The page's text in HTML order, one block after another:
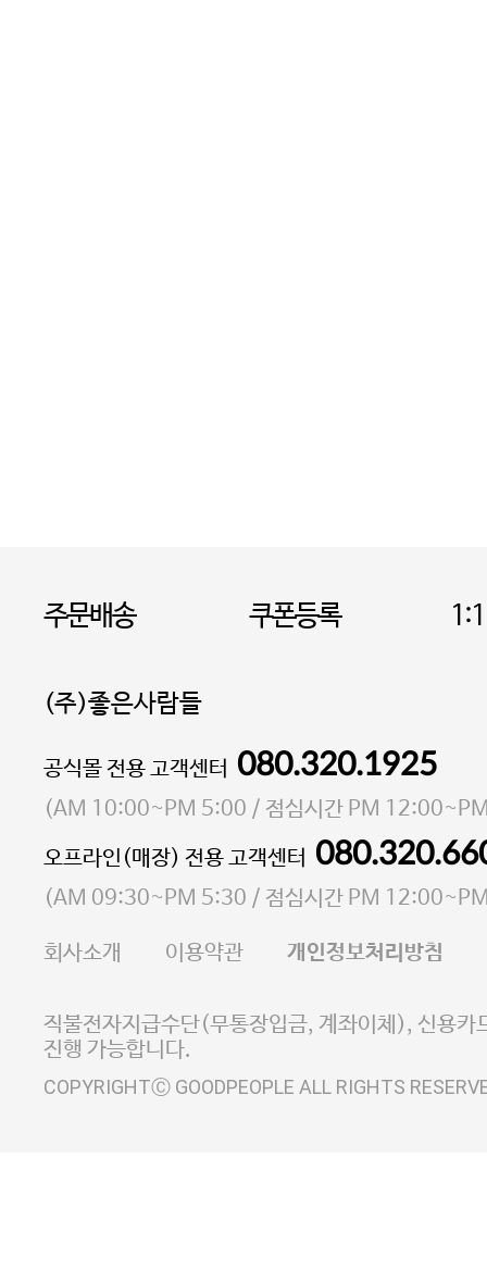
주문배송 쿠폰등록
(주)좋은사람들
대표 이성현,박영환| 개인정보관리책임자 김상현
소재지 서울특별시 마포구 마포대로4다길 41 마포
통신판매업 신고번호 2023-서울마포-3931호
사업자등록번호 105-81-58242
E-MAIL goodpeople@gpin.co.kr
이니시스 에스크로 서비
공식몰 전용 고객센터 080.320.1925
(AM 10:00~PM 5:00 / 점심시간 PM
오프라인(매장) 전용 고객센터
(AM 09:30~PM 5:30 / 점심시간 PM
회사소개 이용약관 개인정보처리방침
직불전자지급수단(무통장입금, 계좌이체), 신용카
진행 가능합니다.
COPYRIGHTⒸ GOODPEOPLE ALL RIGHTS